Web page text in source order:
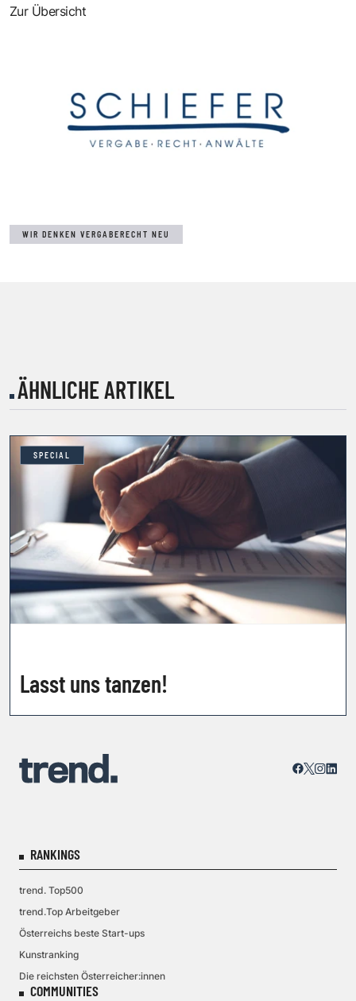
Zur Übersicht
WIR DENKEN VERGABERECHT NEU
ÄHNLICHE ARTIKEL
SPECIAL
Lasst uns tanzen!
RANKINGS
trend. Top500
trend.Top Arbeitgeber
Österreichs beste Start-ups
Kunstranking
Die reichsten Österreicher:innen
COMMUNITIES